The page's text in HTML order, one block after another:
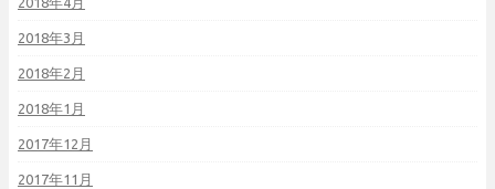
2018年3月
2018年2月
2018年1月
2017年12月
2017年11月